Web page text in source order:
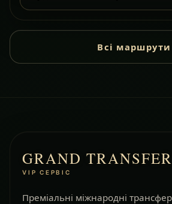
Всі маршрути
GRAND TRANSFER
VIP СЕРВІС
Преміальні міжнародні